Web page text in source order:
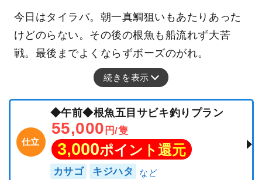
今日はタイラバ。朝一真鯛狙いもあたりあった
けどのらない。その後の根魚も船流れず大苦
戦。最後までよくならずボーズのがれ。
続きを表示
仕立
◆午前◆根魚五目サビキ釣りプラン
55,000 円/隻
3,000ポイント還元
カサゴ キジハタ